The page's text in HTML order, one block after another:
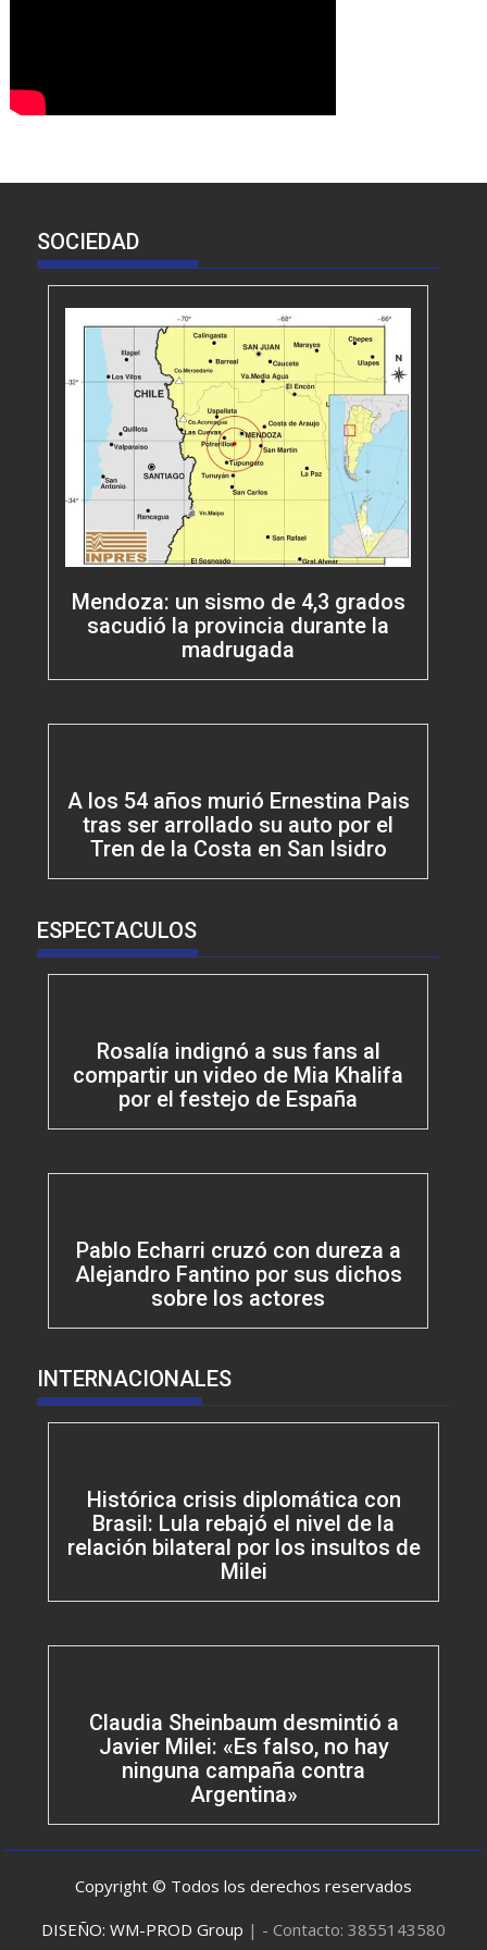
SOCIEDAD
Mendoza: un sismo de 4,3 grados
sacudió la provincia durante la
madrugada
A los 54 años murió Ernestina Pais
tras ser arrollado su auto por el
Tren de la Costa en San Isidro
ESPECTACULOS
Rosalía indignó a sus fans al
compartir un video de Mia Khalifa
por el festejo de España
Pablo Echarri cruzó con dureza a
Alejandro Fantino por sus dichos
sobre los actores
INTERNACIONALES
Histórica crisis diplomática con
Brasil: Lula rebajó el nivel de la
relación bilateral por los insultos de
Milei
Claudia Sheinbaum desmintió a
Javier Milei: «Es falso, no hay
ninguna campaña contra
Argentina»
Copyright © Todos los derechos reservados
DISEÑO: WM-PROD Group | - Contacto: 3855143580